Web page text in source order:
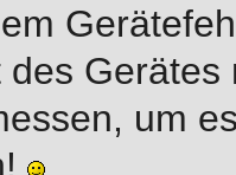
des
um